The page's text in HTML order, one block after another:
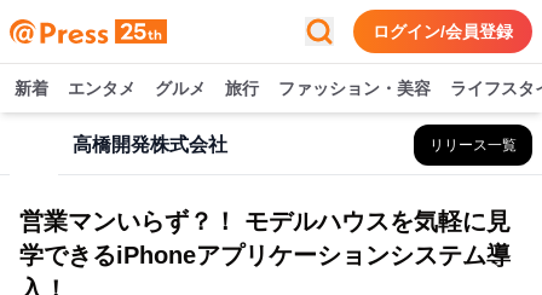
ログイン/会員登録
新着 エンタメ グルメ 旅行 ファッション・美容 ライフスタ
高橋開発株式会社 リリース一覧
営業マンいらず？！ モデルハウスを気軽に見
学できるiPhoneアプリケーションシステム導
入！